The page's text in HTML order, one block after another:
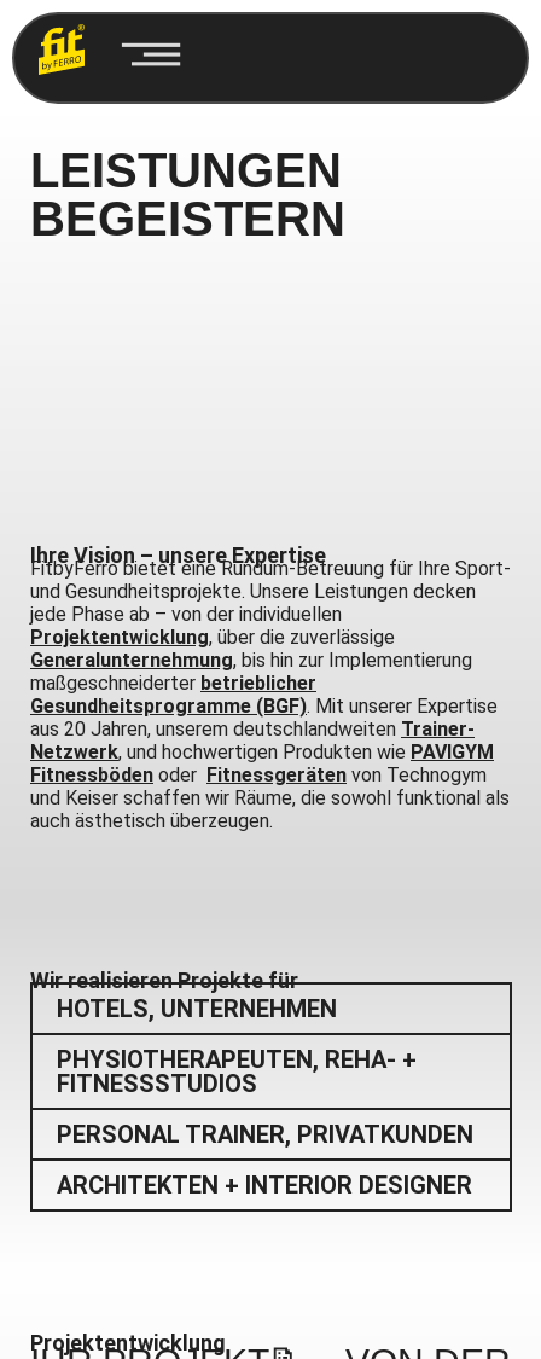
Ihre Vision – unsere Expertise
LEISTUNGEN
BEGEISTERN
FitbyFerro bietet eine Rundum-Betreuung für Ihre Sport-
und Gesundheitsprojekte. Unsere Leistungen decken
jede Phase ab – von der individuellen
Projektentwicklung, über die zuverlässige
Generalunternehmung, bis hin zur Implementierung
maßgeschneiderter betrieblicher
Gesundheitsprogramme (BGF). Mit unserer Expertise
aus 20 Jahren, unserem deutschlandweiten Trainer-
Netzwerk, und hochwertigen Produkten wie PAVIGYM
Fitnessböden oder Fitnessgeräten von Technogym
und Keiser schaffen wir Räume, die sowohl funktional als
auch ästhetisch überzeugen.
Wir realisieren Projekte für
HOTELS, UNTERNEHMEN
PHYSIOTHERAPEUTEN, REHA- +
FITNESSSTUDIOS
PERSONAL TRAINER, PRIVATKUNDEN
ARCHITEKTEN + INTERIOR DESIGNER
Projektentwicklung